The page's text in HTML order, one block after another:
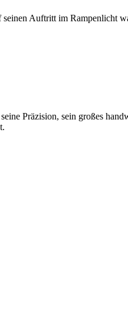
Auftritt im Rampenlicht
Präzision, sein großes